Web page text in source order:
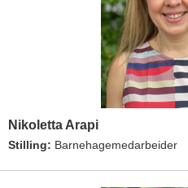
Nikoletta Arapi
Stilling: Barnehagemedarbeider